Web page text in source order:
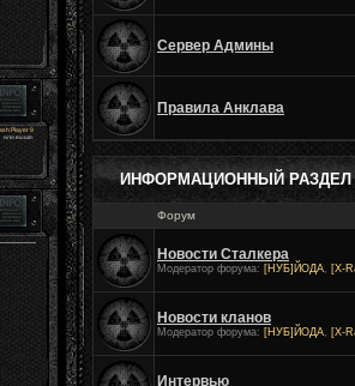
Player 9
или выше.
Сервер Админы
Правила Анклава
ИНФОРМАЦИОННЫЙ РАЗДЕЛ
Форум
Новости Сталкера
Модератор форума: [НУБ]ЙОДА, [X-
Новости кланов
Модератор форума: [НУБ]ЙОДА, [X-
Интервью